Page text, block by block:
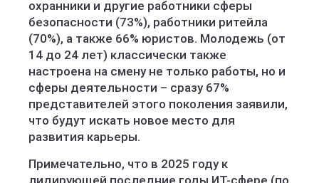
охранники и другие работники сферы
безопасности (73%), работники ритейла
(70%), а также 66% юристов. Молодежь (от
14 до 24 лет) классически также
настроена на смену не только работы, но и
сферы деятельности – сразу 67%
представителей этого поколения заявили,
что будут искать новое место для
развития карьеры.
Примечательно, что в 2025 году к
лидирующей последние годы ИТ-сфере (по